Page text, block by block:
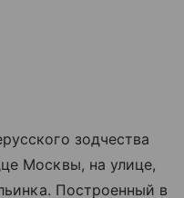
зодчества
Москвы, на улице,
Построенный в